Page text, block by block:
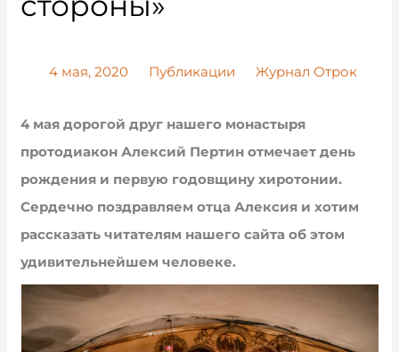
4 мая, 2020 Публикации Журнал Отрок
4 мая дорогой друг нашего монастыря
протодиакон Алексий Пертин отмечает день
рождения и первую годовщину хиротонии.
Сердечно поздравляем отца Алексия и хотим
рассказать читателям нашего сайта об этом
удивительнейшем человеке.